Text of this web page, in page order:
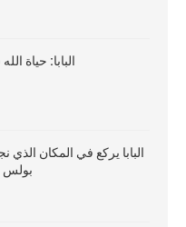
البابا: حياة
البابا يركع في المكان الذي
بولس